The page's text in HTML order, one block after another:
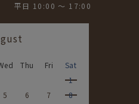
平日 10:00 〜 17:00
Thu Fri
Sat
1
5 6 7
8